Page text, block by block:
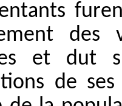
des
et dut
de